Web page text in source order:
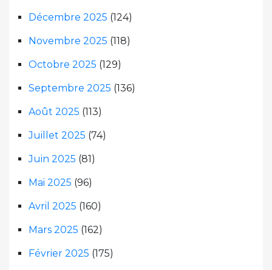
Décembre 2025 (124)
Novembre 2025 (118)
Octobre 2025 (129)
Septembre 2025 (136)
Août 2025 (113)
Juillet 2025 (74)
Juin 2025 (81)
Mai 2025 (96)
Avril 2025 (160)
Mars 2025 (162)
Février 2025 (175)